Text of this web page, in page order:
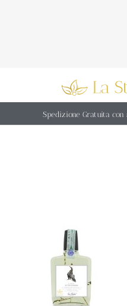
Spedizione Gratuita con